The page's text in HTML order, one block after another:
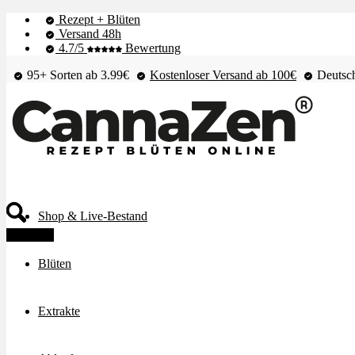
Rezept + Blüten
Versand 48h
4.7/5
Bewertung
95+ Sorten ab 3.99€
Kostenloser Versand ab 100€
Shop & Live-Bestand
Blüten
Extrakte